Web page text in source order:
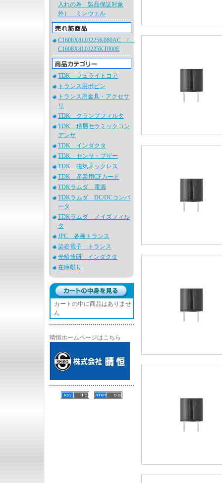
入れの為、製品保証対象
外） ミンウェル
C1608X8L0J225K080AC /
C1608X8L0J225KT000E
TDK フェライトコア
トランス用ボビン
トランス用金具・アクセサ
リ
TDK クランプフィルタ
TDK 積層セラミックコン
デンサ
TDK インダクタ
TDK センサ・ブザー
TDK 磁気ネックレス
TDK 産業用CFカード
TDKラムダ 電源
TDKラムダ DC/DCコンバ
ータ
TDKラムダ ノイズフィル
タ
JPC 各種トランス
染谷電子 トランス
光輪技研 インダクタ
在庫限り
カートの中に商品はありませ
ん
晴恒ホームページはこちら